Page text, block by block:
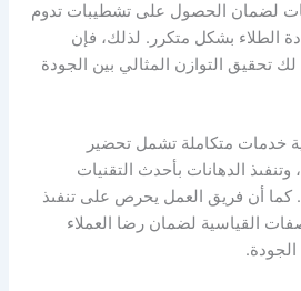
لضمان الحصول على تشطيبات تدوم
الطلاء بشكل متكرر. لذلك، فإن
تحقيق التوازن المثالي بين الجودة
خدمات متكاملة تشمل تحضير
الدهانات بأحدث التقنيات
كما أن فريق العمل يحرص على تنفىذ
القياسية لضمان رضا العملاء